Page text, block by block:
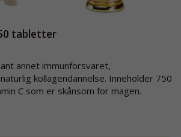
tabletter
annet immunforsvaret,
kollagendannelse. Inneholder 750
C som er skånsom for magen.